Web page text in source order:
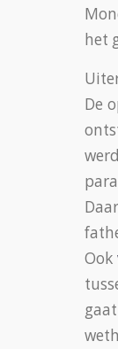
het
De
Ook